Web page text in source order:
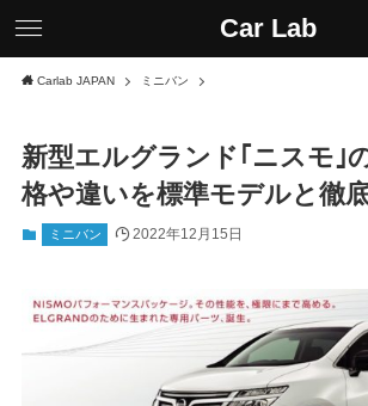
Car Lab
Carlab JAPAN ミニバン
新型エルグランド｢ニスモ｣
格や違いを標準モデルと徹底
ミニバン 2022年12月15日